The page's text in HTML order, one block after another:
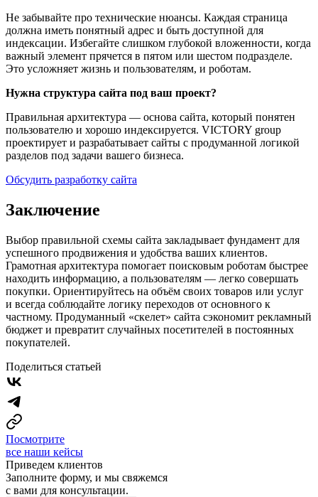
Не забывайте про технические нюансы. Каждая страница
должна иметь понятный адрес и быть доступной для
индексации. Избегайте слишком глубокой вложенности, когда
важный элемент прячется в пятом или шестом подразделе.
Это усложняет жизнь и пользователям, и роботам.
Нужна структура сайта под ваш проект?
Правильная архитектура — основа сайта, который понятен
пользователю и хорошо индексируется. VICTORY group
проектирует и разрабатывает сайты с продуманной логикой
разделов под задачи вашего бизнеса.
Обсудить разработку сайта
Заключение
Выбор правильной схемы сайта закладывает фундамент для
успешного продвижения и удобства ваших клиентов.
Грамотная архитектура помогает поисковым роботам быстрее
находить информацию, а пользователям — легко совершать
покупки. Ориентируйтесь на объём своих товаров или услуг
и всегда соблюдайте логику переходов от основного к
частному. Продуманный «скелет» сайта сэкономит рекламный
бюджет и превратит случайных посетителей в постоянных
покупателей.
Поделиться статьей
Посмотрите
все наши кейсы
Приведем клиентов
Заполните форму, и мы свяжемся
с вами для консультации.